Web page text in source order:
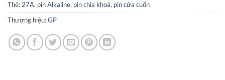
Thẻ: 27A, pin Alkaline, pin chìa khoá, pin cửa cuốn
Thương hiệu:GP